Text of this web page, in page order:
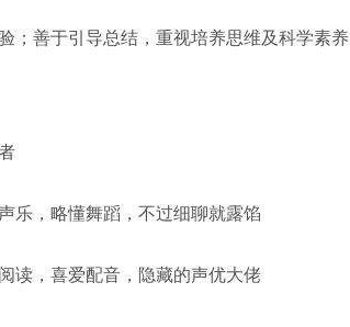
；善于引导总结，重视培养思维及科学素养
乐，略懂舞蹈，不过细聊就露馅
读，喜爱配音，隐藏的声优大佬